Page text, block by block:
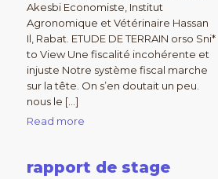
Akesbi Economiste, Institut
Agronomique et Vétérinaire Hassan
Il, Rabat. ETUDE DE TERRAIN orso Sni*
to View Une fiscalité incohérente et
injuste Notre système fiscal marche
sur la tête. On s’en doutait un peu.
nous le […]
Read more
rapport de stage